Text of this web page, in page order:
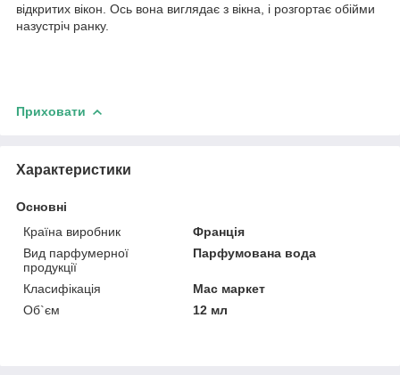
відкритих вікон. Ось вона виглядає з вікна, і розгортає обійми
назустріч ранку.
Приховати
Характеристики
Основні
Країна виробник
Франція
Вид парфумерної
продукції
Парфумована вода
Класифікація
Мас маркет
Об`єм
12 мл